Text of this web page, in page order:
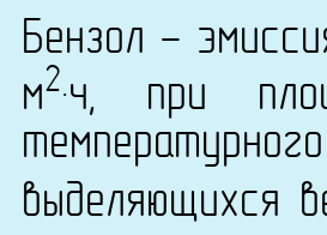
Бензол -
м2·ч, при
выделяющихся